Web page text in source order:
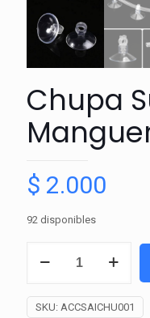
Chupa
$ 2.000
92 disponibles
cantidad
SKU: ACCSAICHU001